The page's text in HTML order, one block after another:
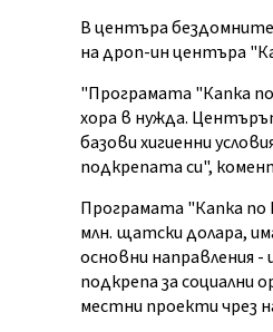
В центъра
на дроп-ин центъра
"Програмата "Капка по
хора в нужда.
базови хигиенни
подкрепата си",
Програмата "Капка по
млн. щатски долара,
основни направления
подкрепа за социални
местни проекти чрез